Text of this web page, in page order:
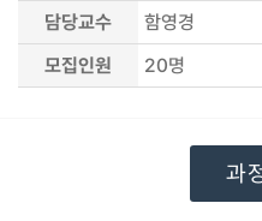
담당교수
함영경
모집인원
20명
과